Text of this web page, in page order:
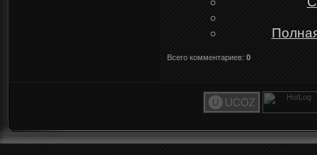
Всего комментариев: 0